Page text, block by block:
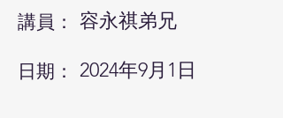
講員： 容永祺弟兄
日期： 2024年9月1日